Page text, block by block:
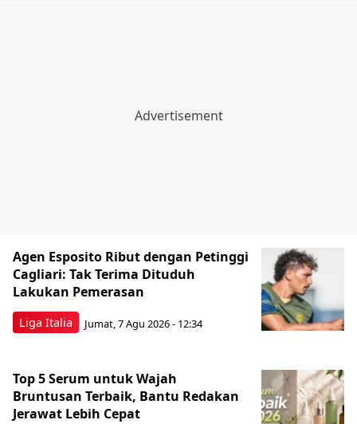
Liga Italia
Agen Esposito Ribut dengan Petinggi
Cagliari: Tak Terima Dituduh
Lakukan Pemerasan
Jumat, 7 Agu 2026 - 12:34
Top 5 Serum untuk Wajah
Bruntusan Terbaik, Bantu Redakan
Jerawat Lebih Cepat